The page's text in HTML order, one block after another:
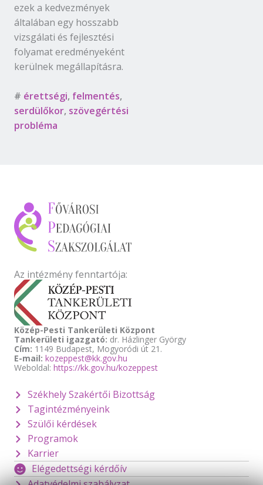
ezek a kedvezmények
általában egy hosszabb
vizsgálati és fejlesztési
folyamat eredményeként
kerülnek megállapításra.
# érettségi, felmentés,
serdülőkor, szövegértési
probléma
Az intézmény fenntartója:
Közép-Pesti Tankerületi Központ
Tankerületi igazgató: dr. Házlinger György
Cím: 1149 Budapest, Mogyoródi út 21.
E-mail: kozeppest@kk.gov.hu
Weboldal: https://kk.gov.hu/kozeppest
Székhely Szakértői Bizottság
Tagintézményeink
Szülői kérdések
Programok
Karrier
Elégedettségi kérdőív